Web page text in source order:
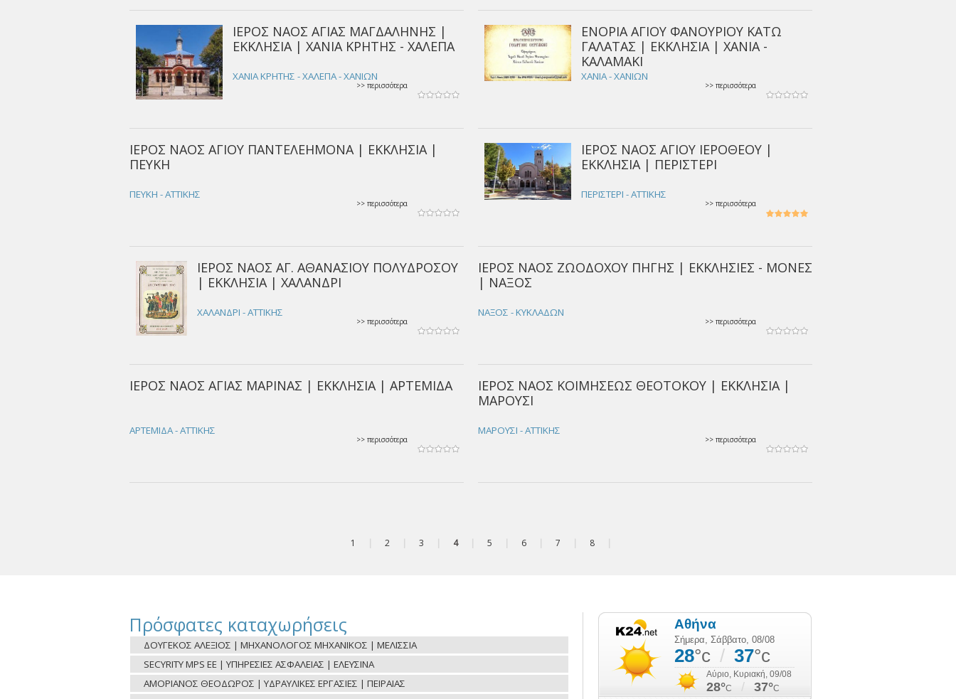
ΙΕΡΟΣ ΝΑΟΣ ΑΓΙΑΣ ΜΑΓΔΑΛΗΝΗΣ |
ΕΚΚΛΗΣΙΑ | ΧΑΝΙΑ ΚΡΗΤΗΣ - ΧΑΛΕΠΑ
ΧΑΝΙΑ ΚΡΗΤΗΣ - ΧΑΛΕΠΑ - ΧΑΝΙΩΝ
>> περισσότερα
ΕΝΟΡΙΑ ΑΓΙΟΥ ΦΑΝΟΥΡΙΟΥ ΚΑΤΩ
ΓΑΛΑΤΑΣ | ΕΚΚΛΗΣΙΑ | ΧΑΝΙΑ -
ΚΑΛΑΜΑΚΙ
ΧΑΝΙΑ - ΧΑΝΙΩΝ
>> περισσότερα
ΙΕΡΟΣ ΝΑΟΣ ΑΓΙΟΥ ΠΑΝΤΕΛΕΗΜΟΝΑ | ΕΚΚΛΗΣΙΑ |
ΠΕΥΚΗ
ΠΕΥΚΗ - ΑΤΤΙΚΗΣ
>> περισσότερα
ΙΕΡΟΣ ΝΑΟΣ ΑΓΙΟΥ ΙΕΡΟΘΕΟΥ |
ΕΚΚΛΗΣΙΑ | ΠΕΡΙΣΤΕΡΙ
ΠΕΡΙΣΤΕΡΙ - ΑΤΤΙΚΗΣ
>> περισσότερα
ΙΕΡΟΣ ΝΑΟΣ ΑΓ. ΑΘΑΝΑΣΙΟΥ ΠΟΛΥΔΡΟΣΟΥ
| ΕΚΚΛΗΣΙΑ | ΧΑΛΑΝΔΡΙ
ΧΑΛΑΝΔΡΙ - ΑΤΤΙΚΗΣ
>> περισσότερα
ΙΕΡΟΣ ΝΑΟΣ ΖΩΟΔΟΧΟΥ ΠΗΓΗΣ | ΕΚΚΛΗΣΙΕΣ - ΜΟΝΕΣ
| ΝΑΞΟΣ
ΝΑΞΟΣ - ΚΥΚΛΑΔΩΝ
>> περισσότερα
ΙΕΡΟΣ ΝΑΟΣ ΑΓΙΑΣ ΜΑΡΙΝΑΣ | ΕΚΚΛΗΣΙΑ | ΑΡΤΕΜΙΔΑ
ΑΡΤΕΜΙΔΑ - ΑΤΤΙΚΗΣ
>> περισσότερα
ΙΕΡΟΣ ΝΑΟΣ ΚΟΙΜΗΣΕΩΣ ΘΕΟΤΟΚΟΥ | ΕΚΚΛΗΣΙΑ |
ΜΑΡΟΥΣΙ
ΜΑΡΟΥΣΙ - ΑΤΤΙΚΗΣ
>> περισσότερα
1 2 3 4 5 6 7 8
Πρόσφατες καταχωρήσεις
ΔΟΥΓΕΚΟΣ ΑΛΕΞΙΟΣ | ΜΗΧΑΝΟΛΟΓΟΣ ΜΗΧΑΝΙΚΟΣ | ΜΕΛΙΣΣΙΑ
SECYRITY MPS ΕΕ | ΥΠΗΡΕΣΙΕΣ ΑΣΦΑΛΕΙΑΣ | ΕΛΕΥΣΙΝΑ
ΑΜΟΡΙΑΝΟΣ ΘΕΟΔΩΡΟΣ | ΥΔΡΑΥΛΙΚΕΣ ΕΡΓΑΣΙΕΣ | ΠΕΙΡΑΙΑΣ